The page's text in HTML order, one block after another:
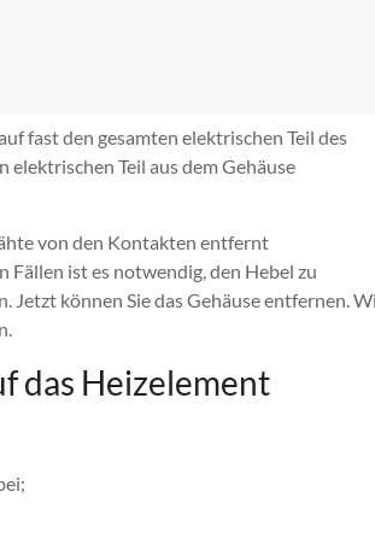
fast den gesamten elektrischen Teil des
elektrischen Teil aus dem Gehäuse
von den Kontakten entfernt
ist es notwendig, den Hebel zu
Jetzt können Sie das Gehäuse entfernen.
das Heizelement